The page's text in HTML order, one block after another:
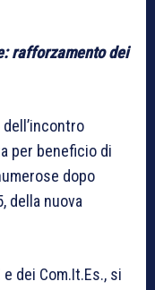
rafforzamento dei
per beneficio di
dopo
della nuova
dei Com.It.Es., si